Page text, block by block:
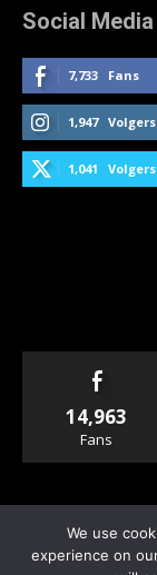
Social Media
7,733 Fans
1,947 Volgers
1,041 Volgers
14,963
Fans
We use
experience on